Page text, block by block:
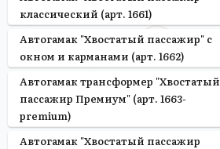
классический (арт. 1661)
Автогамак "Хвостатый пассажир" с
окном и карманами (арт. 1662)
Автогамак трансформер "Хвостатый
пассажир Премиум" (арт. 1663-
premium)
Автогамак "Хвостатый пассажир